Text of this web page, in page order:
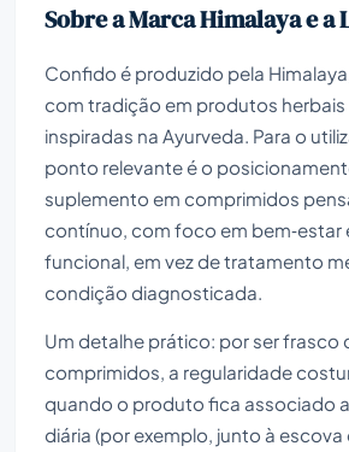
Sobre a Marca Himalaya e a
Confido é produzido pela
com tradição em produtos
inspiradas na Ayurveda. Para o
ponto relevante é o
suplemento em comprimidos
contínuo, com foco em bem‑estar
funcional, em vez de tratamento
condição diagnosticada.
Um detalhe prático: por ser frasco
comprimidos, a regularidade
quando o produto fica associado
diária (por exemplo, junto à escova